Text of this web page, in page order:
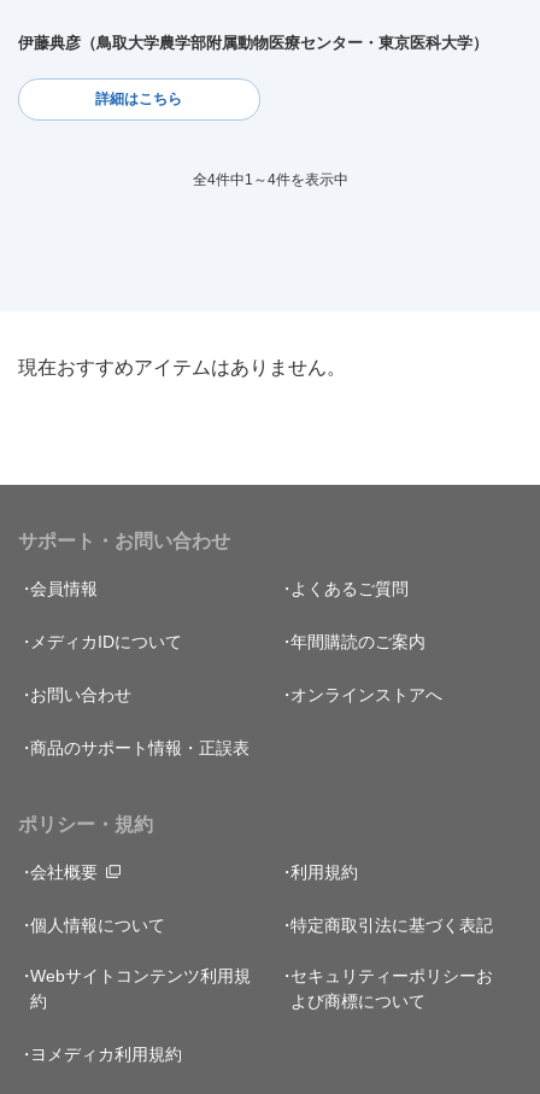
伊藤典彦（鳥取大学農学部附属動物医療センター・東京医科大学）
詳細はこちら
全4件中1～4件を表示中
現在おすすめアイテムはありません。
サポート・お問い合わせ
会員情報 よくあるご質問
メディカIDについて 年間購読のご案内
お問い合わせ オンラインストアへ
商品のサポート情報・正誤表
ポリシー・規約
会社概要 利用規約
個人情報について 特定商取引法に基づく表記
Webサイトコンテンツ利用規
約
セキュリティーポリシーお
よび商標について
ヨメディカ利用規約